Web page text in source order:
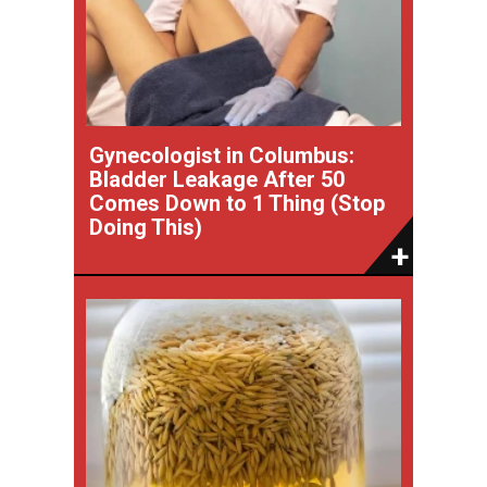
Gynecologist in Columbus:
Bladder Leakage After 50
Comes Down to 1 Thing (Stop
Doing This)